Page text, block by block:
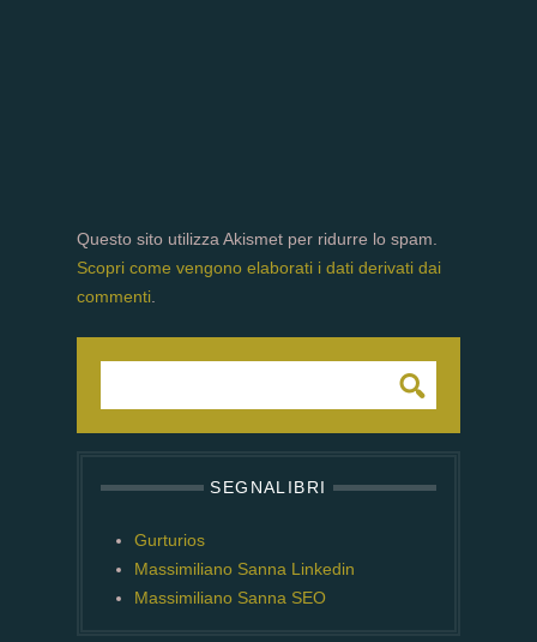
Questo sito utilizza Akismet per ridurre lo spam.
Scopri come vengono elaborati i dati derivati dai
commenti.
SEGNALIBRI
Gurturios
Massimiliano Sanna Linkedin
Massimiliano Sanna SEO